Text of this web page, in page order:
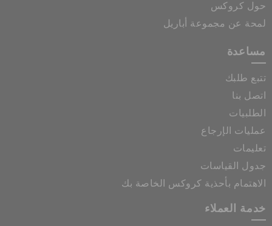
حول كروكس
لمحة عن مجموعة أباريل
مساعدة
تتبع طلبك
اتصل بنا
الطلبيات
عمليات الإرجاع
تعليمات
جدول القياسات
الاهتمام بأحذية كروكس الخاصة بك
خدمة العملاء